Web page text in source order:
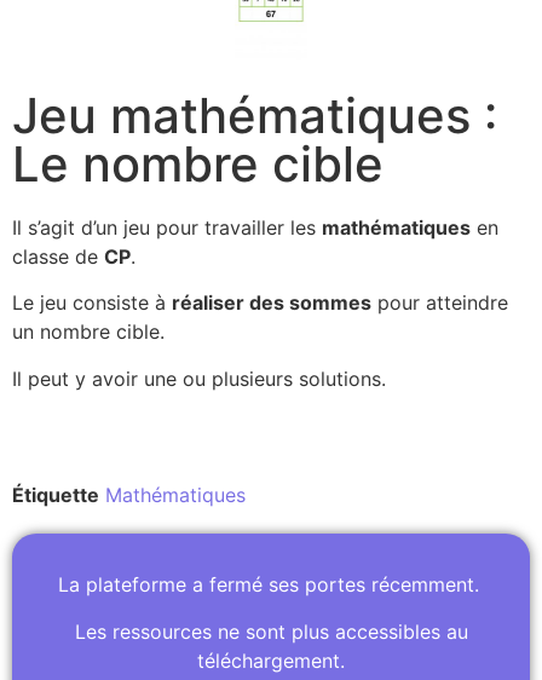
Jeu mathématiques :
Le nombre cible
Il s’agit d’un jeu pour travailler les mathématiques en
classe de CP.
Le jeu consiste à réaliser des sommes pour atteindre
un nombre cible.
Il peut y avoir une ou plusieurs solutions.
Étiquette Mathématiques
La plateforme a fermé ses portes récemment.
Les ressources ne sont plus accessibles au
téléchargement.